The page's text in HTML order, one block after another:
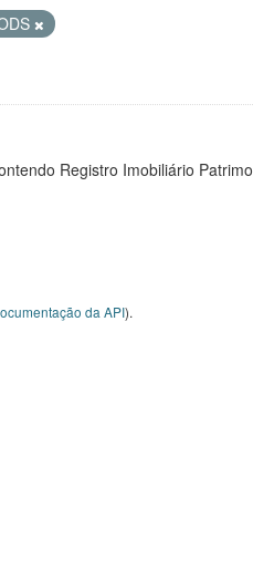
Registro Imobiliário
da API).